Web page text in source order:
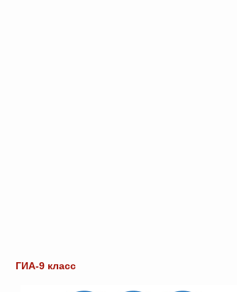
ГИА-9 класс